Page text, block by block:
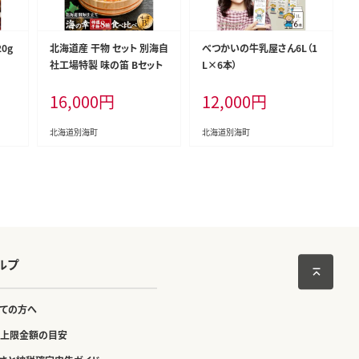
北海道産 干物 セット 別海自
社工場特製 味の笛 Bセット
16,000円
北海道別海町
べつかいの牛乳屋さん6L（1
L×6本）
12,000円
北海道別海町
プ
の方へ
限金額の目安